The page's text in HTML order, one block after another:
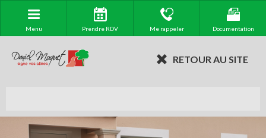
Menu Prendre RDV Me rappeler Documentation
RETOUR AU SITE